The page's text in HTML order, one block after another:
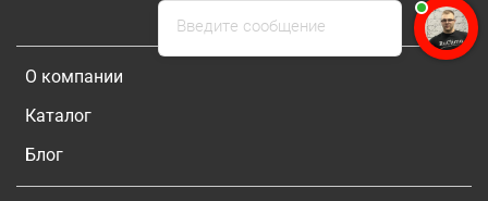
О компании
Каталог
Блог
Введите сообщение